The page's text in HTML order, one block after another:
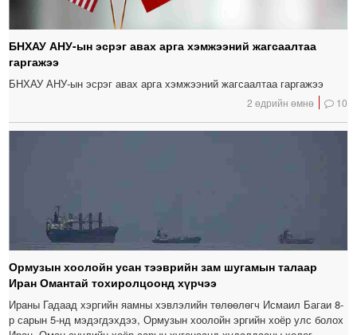
БНХАУ АНУ-ын эсрэг авах арга хэмжээний жагсаалтаа
гаргажээ
БНХАУ АНУ-ын эсрэг авах арга хэмжээний жагсаалтаа гаргажээ
2 өдрийн өмнө 10
Ормузын хоолойн усан тээврийн зам шугамын талаар
Иран Омантай тохиролцоонд хүрчээ
Ираны Гадаад хэргийн яамны хэвлэлийн төлөөлөгч Исмаил Багаи 8-
р сарын 5-нд мэдэгдэхдээ, Ормузын хоолойн эргийн хоёр улс болох